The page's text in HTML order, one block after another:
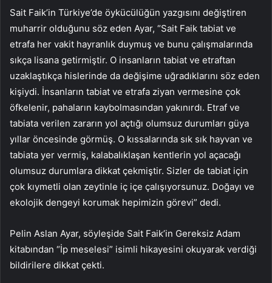
Sait Faik’in Türkiye’de öykücülüğün yazgısını değiştiren
muharrir olduğunu söz eden Ayar, “Sait Faik tabiat ve
etrafa her vakit hayranlık duymuş ve bunu çalışmalarında
sıkça lisana getirmiştir. O insanların tabiat ve etraftan
uzaklaştıkça hislerinde da değişime uğradıklarını söz eden
kişiydi. İnsanların tabiat ve etrafa ziyan vermesine çok
öfkelenir, pahaların kaybolmasından yakınırdı. Etraf ve
tabiata verilen zararın yol açtığı olumsuz durumları güya
yıllar öncesinde görmüş. O kıssalarında sık sık hayvan ve
tabiata yer vermiş, kalabalıklaşan kentlerin yol açacağı
olumsuz durumlara dikkat çekmiştir. Sizler de tabiat için
çok kıymetli olan zeytinle iç içe çalışıyorsunuz. Doğayı ve
ekolojik dengeyi korumak hepimizin görevi” dedi.
Pelin Aslan Ayar, söyleşide Sait Faik’in Gereksiz Adam
kitabından “İp meselesi” isimli hikayesini okuyarak verdiği
bildirilere dikkat çekti.